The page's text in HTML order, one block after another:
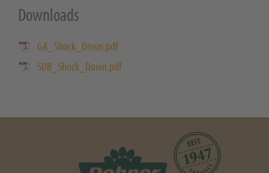
Downloads
GA_Shock_Down.pdf
SDB_Shock_Down.pdf